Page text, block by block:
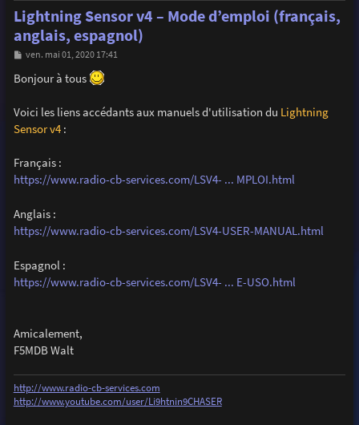
Lightning Sensor v4 – Mode d’emploi (français,
anglais, espagnol)
M
s
s
g
e
ven. mai 01, 2020 17:41
Bonjour à tous
Voici les liens accédants aux manuels d'utilisation du Lightning
Sensor v4:
Français :
https://www.radio-cb-services.com/LSV4- ... MPLOI.html
Anglais :
https://www.radio-cb-services.com/LSV4-USER-MANUAL.html
Espagnol :
https://www.radio-cb-services.com/LSV4- ... E-USO.html
Amicalement,
F5MDB Walt
http://www.radio-cb-services.com
http://www.youtube.com/user/Li9htnin9CHASER